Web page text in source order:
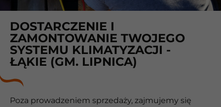
DOSTARCZENIE I
ZAMONTOWANIE TWOJEGO
SYSTEMU KLIMATYZACJI -
ŁĄKIE (GM. LIPNICA)
Poza prowadzeniem sprzedaży, zajmujemy się